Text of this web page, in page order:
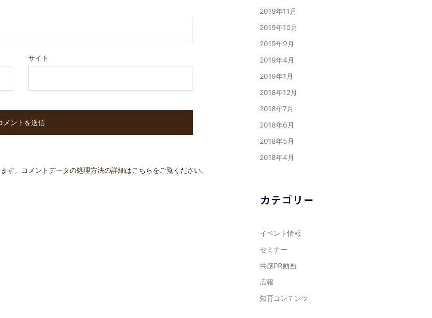
サイト
す。 コメントデータの処理方法の詳細はこちらをご覧ください。
2019年11月
2019年10月
2019年9月
2019年4月
2019年1月
2018年12月
2018年7月
2018年6月
2018年5月
2018年4月
カテゴリー
イベント情報
セミナー
共感PR動画
広報
知育コンテンツ